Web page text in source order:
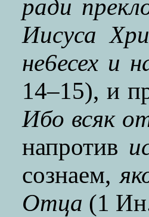
ради
Иисуса
не6есех и
14–15), и
Ибо всяк
напротив
сознаем,
Отца (1